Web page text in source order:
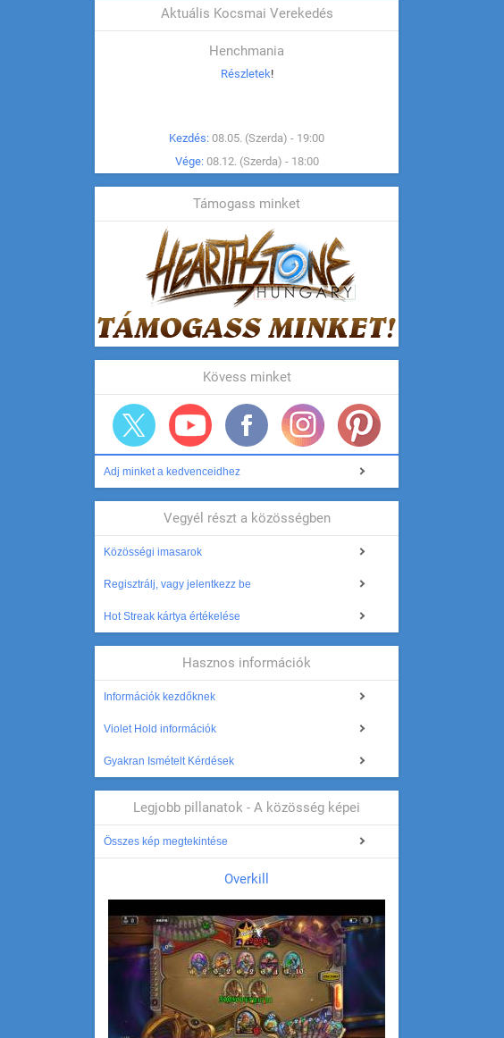
Aktuális Kocsmai Verekedés
Henchmania
Részletek!
Kezdés: 08.05. (Szerda) - 19:00
Vége: 08.12. (Szerda) - 18:00
Támogass minket
Kövess minket
Adj minket a kedvenceidhez
Vegyél részt a közösségben
Közösségi imasarok
Regisztrálj, vagy jelentkezz be
Hot Streak kártya értékelése
Hasznos információk
Információk kezdőknek
Violet Hold információk
Gyakran Ismételt Kérdések
Legjobb pillanatok - A közösség képei
Összes kép megtekintése
Overkill